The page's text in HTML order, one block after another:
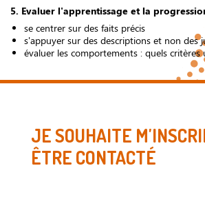
5. Evaluer l'apprentissage et la
se centrer sur des faits précis
s'appuyer sur des descriptions et non des
évaluer les comportements : quels critères
JE SOUHAITE
ÊTRE CONTACTÉ